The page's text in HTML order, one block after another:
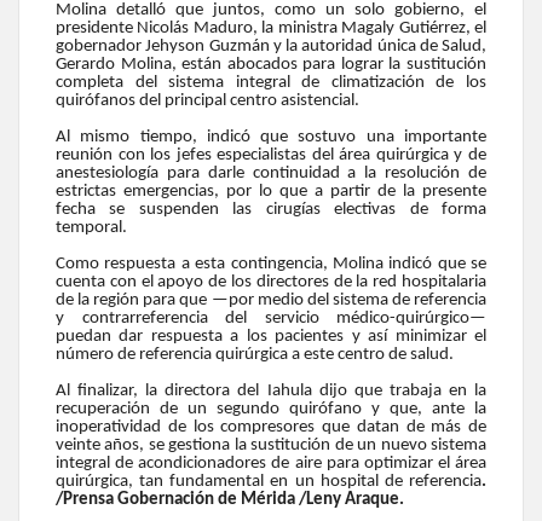
Molina detalló que juntos, como un solo gobierno, el
presidente Nicolás Maduro, la ministra Magaly Gutiérrez, el
gobernador Jehyson Guzmán y la autoridad única de Salud,
Gerardo Molina, están abocados para lograr la sustitución
completa del sistema integral de climatización de los
quirófanos del principal centro asistencial.
Al mismo tiempo, indicó que sostuvo una importante
reunión con los jefes especialistas del área quirúrgica y de
anestesiología para darle continuidad a la resolución de
estrictas emergencias, por lo que a partir de la presente
fecha se suspenden las cirugías electivas de forma
temporal.
Como respuesta a esta contingencia, Molina indicó que se
cuenta con el apoyo de los directores de la red hospitalaria
de la región para que —por medio del sistema de referencia
y contrarreferencia del servicio médico-quirúrgico—
puedan dar respuesta a los pacientes y así minimizar el
número de referencia quirúrgica a este centro de salud.
Al finalizar, la directora del Iahula dijo que trabaja en la
recuperación de un segundo quirófano y que, ante la
inoperatividad de los compresores que datan de más de
veinte años, se gestiona la sustitución de un nuevo sistema
integral de acondicionadores de aire para optimizar el área
quirúrgica, tan fundamental en un hospital de referencia.
/Prensa Gobernación de Mérida /Leny Araque.